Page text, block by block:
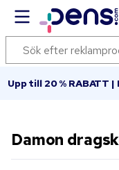
Upp till 20 % RABATT
Damon